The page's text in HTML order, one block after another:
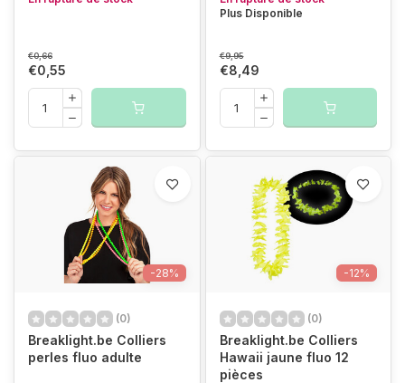
€0,66
€0,55
Plus Disponible
€9,95
€8,49
-28%
(0)
Breaklight.be Colliers
perles fluo adulte
-12%
(0)
Breaklight.be Colliers
Hawaii jaune fluo 12
pièces